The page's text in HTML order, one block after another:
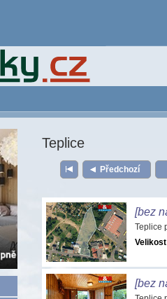
Teplice
Předchozí
[bez
Teplice
[bez